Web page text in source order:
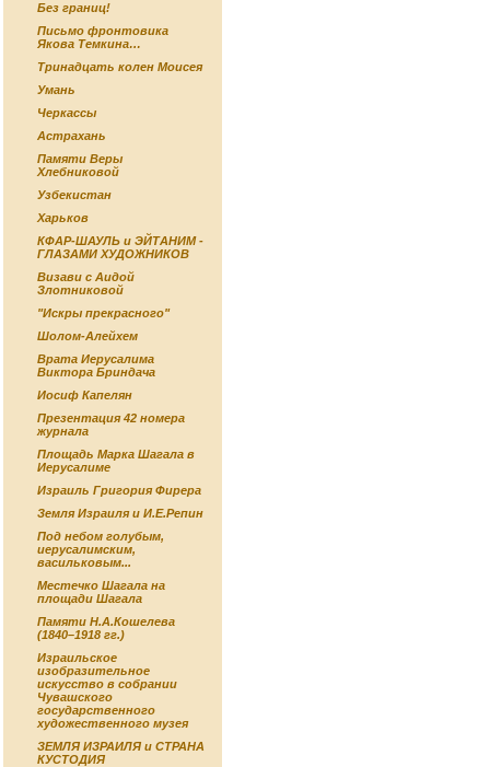
Без границ!
Письмо фронтовика
Якова Темкина…
Тринадцать колен Моисея
Умань
Черкассы
Астрахань
Памяти Веры
Хлебниковой
Узбекистан
Харьков
КФАР-ШАУЛЬ и ЭЙТАНИМ -
ГЛАЗАМИ ХУДОЖНИКОВ
Визави с Аидой
Злотниковой
"Искры прекрасного"
Шолом-Алейхем
Врата Иерусалима
Виктора Бриндача
Иосиф Капелян
Презентация 42 номера
журнала
Площадь Марка Шагала в
Иерусалиме
Израиль Григория Фирера
Земля Израиля и И.Е.Репин
Под небом голубым,
иерусалимским,
васильковым...
Местечко Шагала на
площади Шагала
Памяти Н.А.Кошелева
(1840–1918 гг.)
Израильское
изобразительное
искусство в собрании
Чувашского
государственного
художественного музея
ЗЕМЛЯ ИЗРАИЛЯ и СТРАНА
КУСТОДИЯ